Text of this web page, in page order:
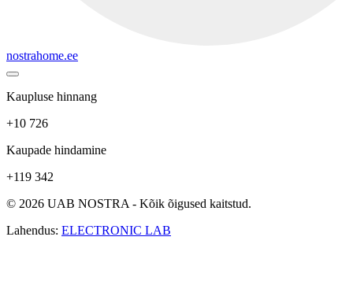
nostrahome.ee
Kaupluse hinnang
+10 726
Kaupade hindamine
+119 342
© 2026 UAB NOSTRA - Kõik õigused kaitstud.
Lahendus: ELECTRONIC LAB